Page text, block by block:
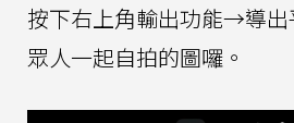
按下右上角輸出功能→導出
眾人一起自拍的圖囉。